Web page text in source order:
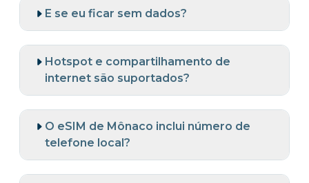
E se eu ficar sem dados?
Hotspot e compartilhamento de
internet são suportados?
O eSIM de Mônaco inclui número de
telefone local?